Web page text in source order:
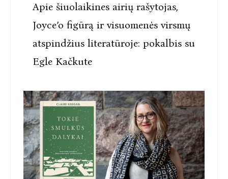
Apie šiuolaikines airių rašytojas,
Joyce’o figūrą ir visuomenės virsmų
atspindžius literatūroje: pokalbis su
Egle Kačkute